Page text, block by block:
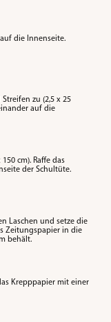
die Innenseite.
zu (2,5 x 25
auf die
cm). Raffe das
der Schultüte.
Laschen und setze die
Zeitungspapier in die
behält.
Krepppapier mit einer